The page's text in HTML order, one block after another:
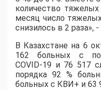
количество
месяц число
снизилось в 2 раза»,
В Казахстане на 6
162 больных с
COVID-19 и 76 517
порядка 92 %
больных с КВИ+ и 63